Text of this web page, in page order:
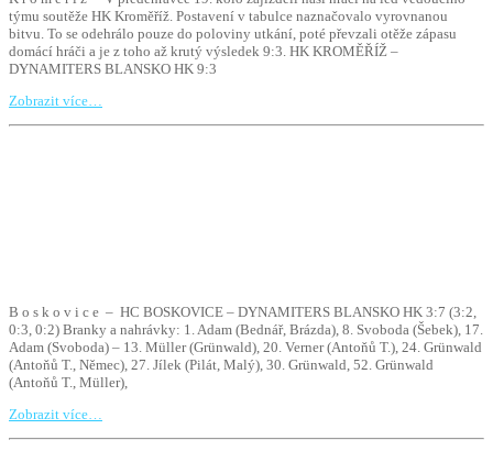
týmu soutěže HK Kroměříž. Postavení v tabulce naznačovalo vyrovnanou
bitvu. To se odehrálo pouze do poloviny utkání, poté převzali otěže zápasu
domácí hráči a je z toho až krutý výsledek 9:3. HK KROMĚŘÍŽ –
DYNAMITERS BLANSKO HK 9:3
Zobrazit více…
B o s k o v i c e – HC BOSKOVICE – DYNAMITERS BLANSKO HK 3:7 (3:2,
0:3, 0:2) Branky a nahrávky: 1. Adam (Bednář, Brázda), 8. Svoboda (Šebek), 17.
Adam (Svoboda) – 13. Müller (Grünwald), 20. Verner (Antoňů T.), 24. Grünwald
(Antoňů T., Němec), 27. Jílek (Pilát, Malý), 30. Grünwald, 52. Grünwald
(Antoňů T., Müller),
Zobrazit více…